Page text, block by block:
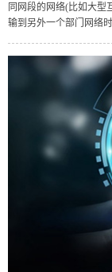
同网段的网络(比如大型
输到另外一个部门网络